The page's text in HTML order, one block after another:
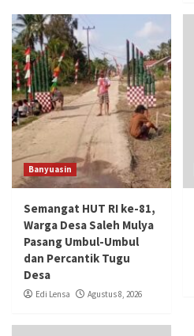
Banyuasin
Semangat HUT RI ke-81,
Warga Desa Saleh Mulya
Pasang Umbul-Umbul
dan Percantik Tugu
Desa
Edi Lensa Agustus 8, 2026